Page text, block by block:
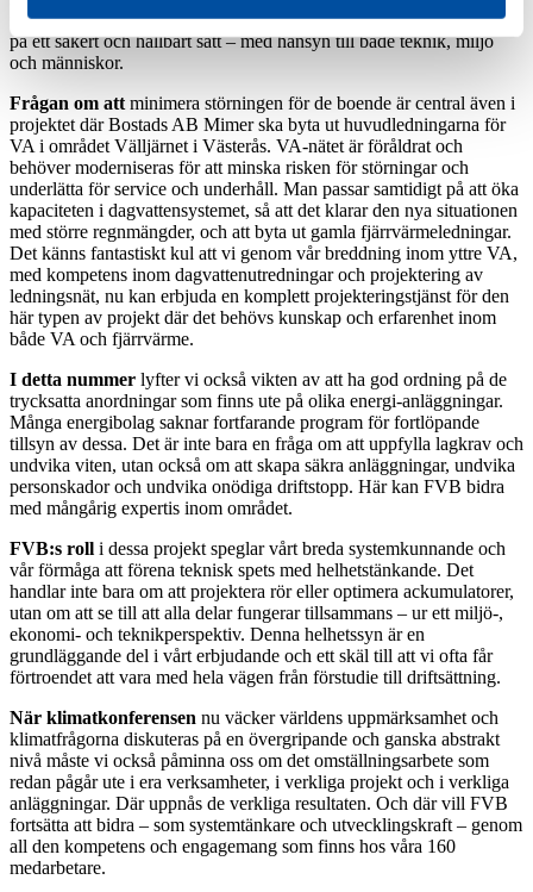
förståelse för kundernas behov, går att förnya äldre fjärrvärmesystem
på ett säkert och hållbart sätt – med hänsyn till både teknik, miljö
och människor.
Frågan om att minimera störningen för de boende är central även i
projektet där Bostads AB Mimer ska byta ut huvudledningarna för
VA i området Välljärnet i Västerås. VA-nätet är föråldrat och
behöver moderniseras för att minska risken för störningar och
underlätta för service och underhåll. Man passar samtidigt på att öka
kapaciteten i dagvattensystemet, så att det klarar den nya situationen
med större regnmängder, och att byta ut gamla fjärrvärmeledningar.
Det känns fantastiskt kul att vi genom vår breddning inom yttre VA,
med kompetens inom dagvattenutredningar och projektering av
ledningsnät, nu kan erbjuda en komplett projekteringstjänst för den
här typen av projekt där det behövs kunskap och erfarenhet inom
både VA och fjärrvärme.
I detta nummer lyfter vi också vikten av att ha god ordning på de
trycksatta anordningar som finns ute på olika energi-anläggningar.
Många energibolag saknar fortfarande program för fortlöpande
tillsyn av dessa. Det är inte bara en fråga om att uppfylla lagkrav och
undvika viten, utan också om att skapa säkra anläggningar, undvika
personskador och undvika onödiga driftstopp. Här kan FVB bidra
med mångårig expertis inom området.
FVB:s roll i dessa projekt speglar vårt breda systemkunnande och
vår förmåga att förena teknisk spets med helhetstänkande. Det
handlar inte bara om att projektera rör eller optimera ackumulatorer,
utan om att se till att alla delar fungerar tillsammans – ur ett miljö-,
ekonomi- och teknikperspektiv. Denna helhetssyn är en
grundläggande del i vårt erbjudande och ett skäl till att vi ofta får
förtroendet att vara med hela vägen från förstudie till driftsättning.
När klimatkonferensen nu väcker världens uppmärksamhet och
klimatfrågorna diskuteras på en övergripande och ganska abstrakt
nivå måste vi också påminna oss om det omställningsarbete som
redan pågår ute i era verksamheter, i verkliga projekt och i verkliga
anläggningar. Där uppnås de verkliga resultaten. Och där vill FVB
fortsätta att bidra – som systemtänkare och utvecklingskraft – genom
all den kompetens och engagemang som finns hos våra 160
medarbetare.